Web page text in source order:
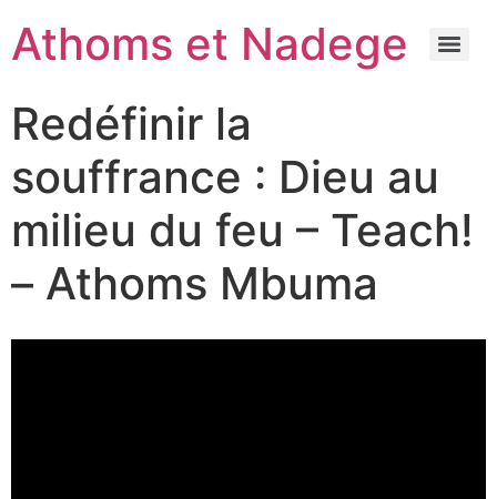
Athoms et Nadege
Redéfinir la
souffrance : Dieu au
milieu du feu – Teach!
– Athoms Mbuma